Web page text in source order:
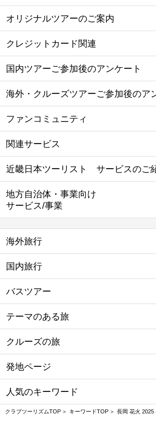
オリジナルツアーのご案内
クレジットカード関連
国内ツアーご参加後のアンケート
海外・クルーズツアーご参加後のア
ファンコミュニティ
関連サービス
近畿日本ツーリスト サービスのご
地方自治体・事業向け
サービス/事業
海外旅行
国内旅行
バスツアー
テーマのある旅
クルーズの旅
発地ページ
人気のキーワード
クラブツーリズムTOP キーワードTOP 長岡 花火 2025